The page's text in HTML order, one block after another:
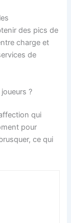
des pics de
charge et
de
?
qui
pour
ce qui